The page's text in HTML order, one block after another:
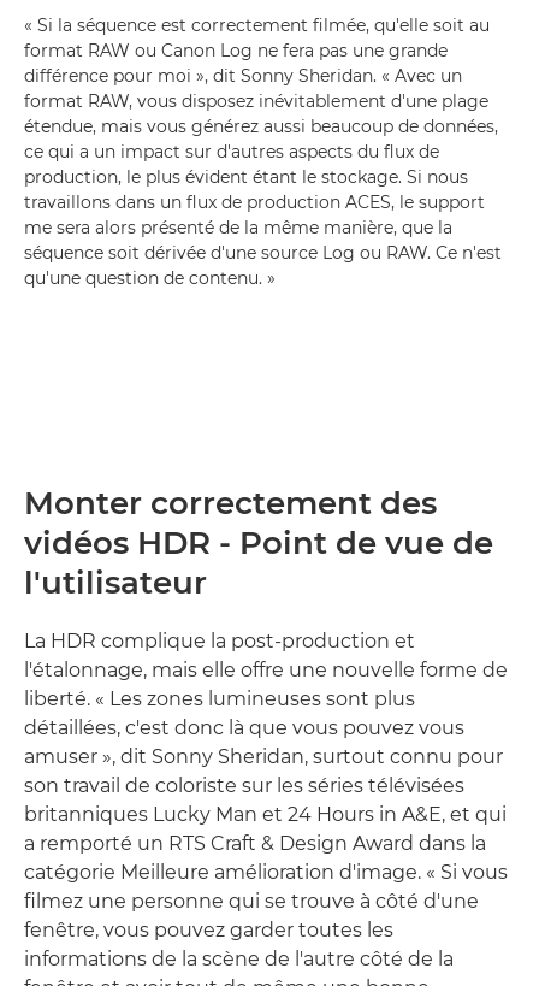
« Si la séquence est correctement filmée, qu'elle soit au
format RAW ou Canon Log ne fera pas une grande
différence pour moi », dit Sonny Sheridan. « Avec un
format RAW, vous disposez inévitablement d'une plage
étendue, mais vous générez aussi beaucoup de données,
ce qui a un impact sur d'autres aspects du flux de
production, le plus évident étant le stockage. Si nous
travaillons dans un flux de production ACES, le support
me sera alors présenté de la même manière, que la
séquence soit dérivée d'une source Log ou RAW. Ce n'est
qu'une question de contenu. »
Monter correctement des
vidéos HDR - Point de vue de
l'utilisateur
La HDR complique la post-production et
l'étalonnage, mais elle offre une nouvelle forme de
liberté. « Les zones lumineuses sont plus
détaillées, c'est donc là que vous pouvez vous
amuser », dit Sonny Sheridan, surtout connu pour
son travail de coloriste sur les séries télévisées
britanniques Lucky Man et 24 Hours in A&E, et qui
a remporté un RTS Craft & Design Award dans la
catégorie Meilleure amélioration d'image. « Si vous
filmez une personne qui se trouve à côté d'une
fenêtre, vous pouvez garder toutes les
informations de la scène de l'autre côté de la